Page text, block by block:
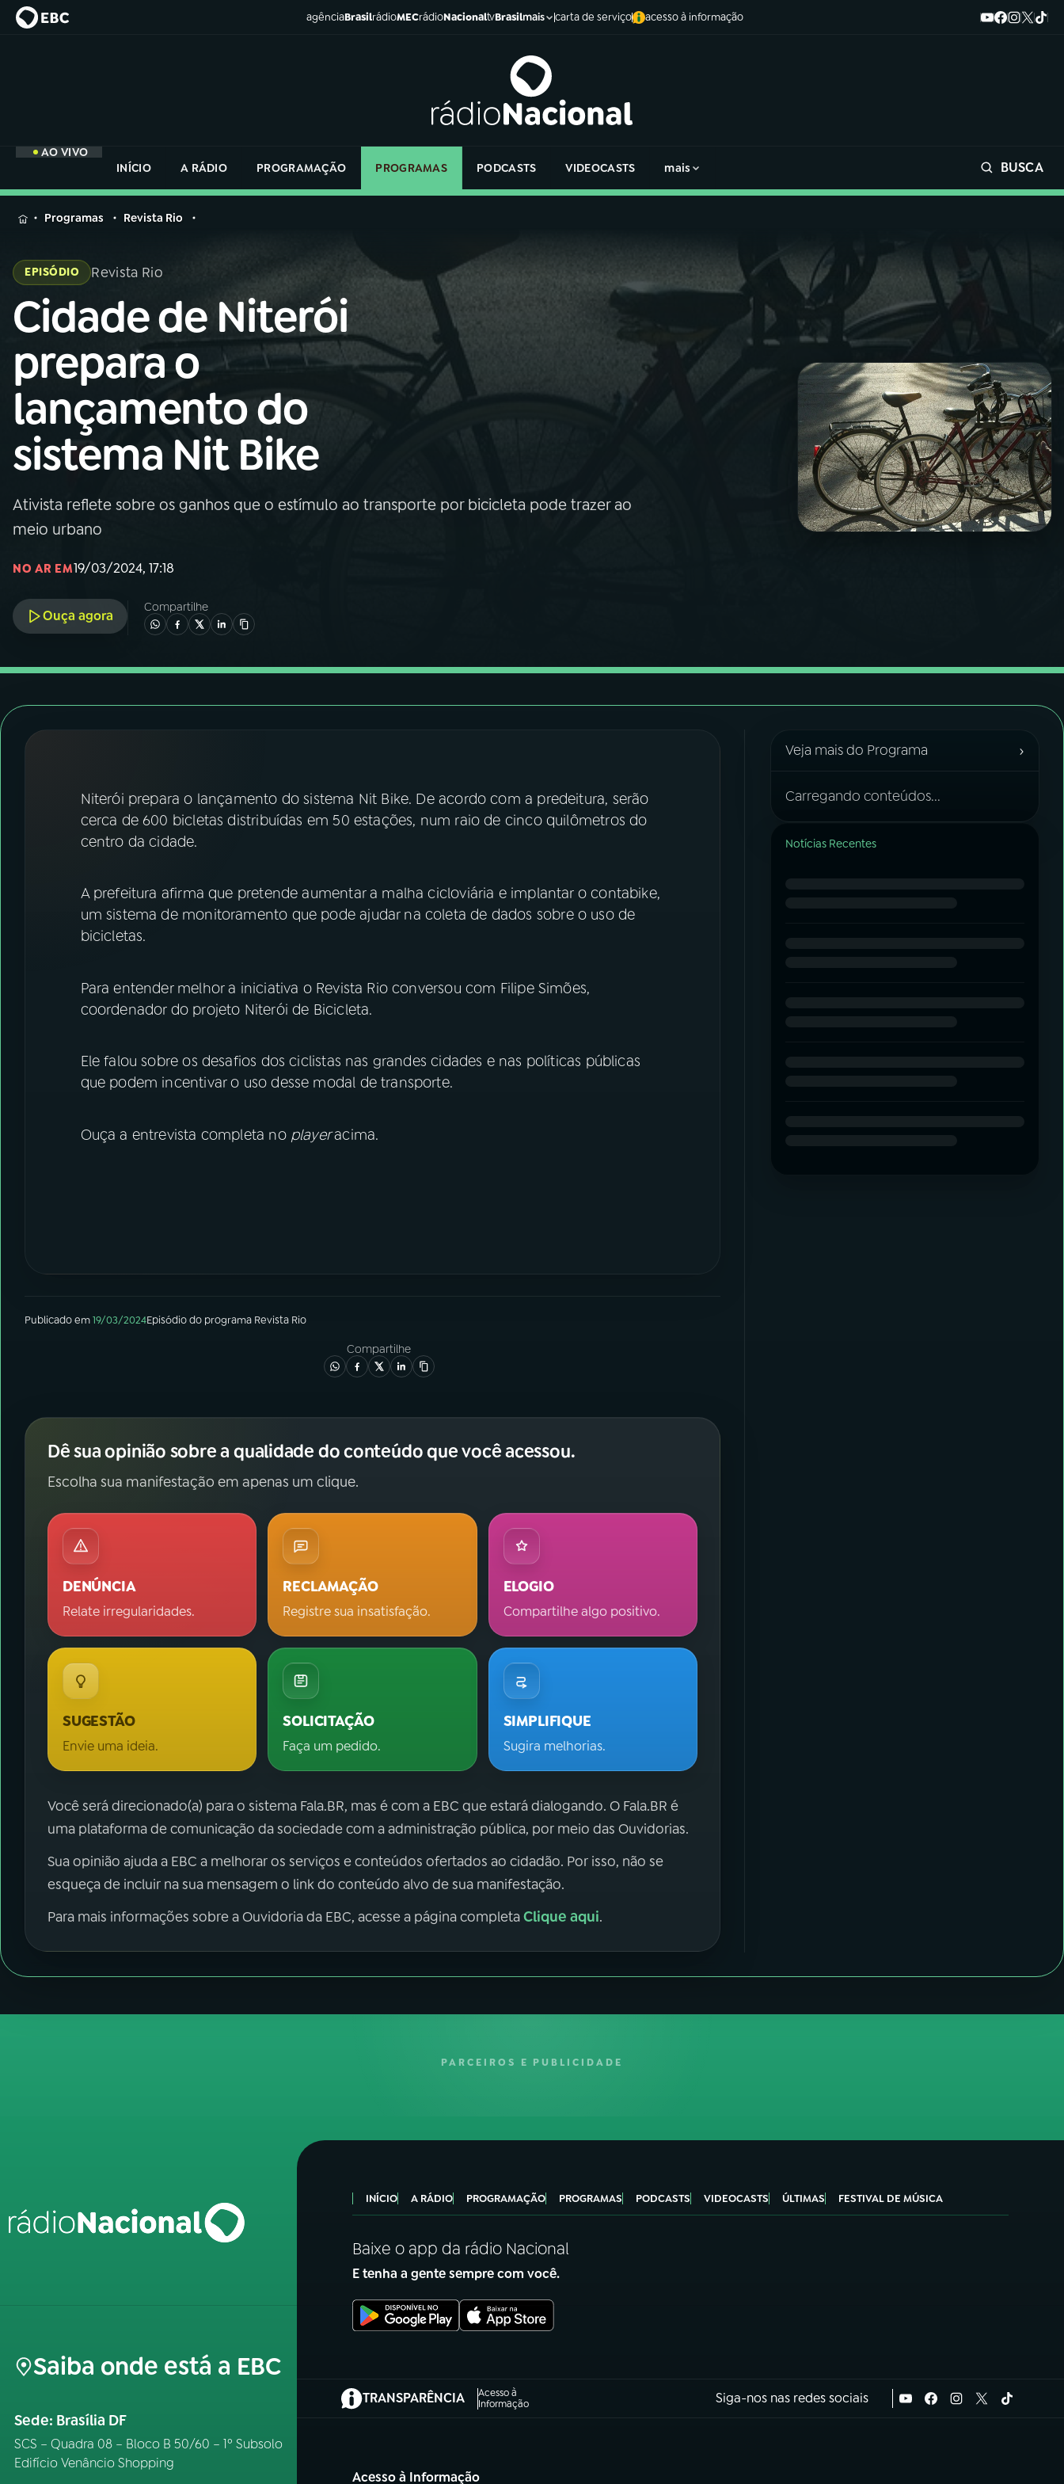
agênciaBrasilrádioMECrádioNacionaltvBrasilmais carta de serviço acesso à informação
AO VIVO
INÍCIO
A RÁDIO PROGRAMAÇÃO PROGRAMAS PODCASTS VIDEOCASTS mais BUSCA
MENU
Buscar
Rádio
Nacional
01INÍCIO
02A RÁDIO
03PROGRAMAÇÃO
ACOMPANHE A RÁDIO NACIONAL
YouTube Facebook
Instagram X
na
Rádio
Nacional
Programas Revista Rio
EPISÓDIO Revista Rio
Cidade de Niterói
prepara o
lançamento do
sistema Nit Bike
Ativista reflete sobre os ganhos que o estímulo ao transporte por bicicleta pode trazer ao
meio urbano
NO AR EM19/03/2024, 17:18
Ouça agora
Compartilhe
Niterói prepara o lançamento do sistema Nit Bike. De acordo com a predeitura, serão
cerca de 600 bicletas distribuídas em 50 estações, num raio de cinco quilômetros do
centro da cidade.
A prefeitura afirma que pretende aumentar a malha cicloviária e implantar o contabike,
um sistema de monitoramento que pode ajudar na coleta de dados sobre o uso de
bicicletas.
Para entender melhor a iniciativa o Revista Rio conversou com Filipe Simões,
coordenador do projeto Niterói de Bicicleta.
Ele falou sobre os desafios dos ciclistas nas grandes cidades e nas políticas públicas
que podem incentivar o uso desse modal de transporte.
Ouça a entrevista completa no playeracima.
Publicado em19/03/2024Episódiodo programa Revista Rio
Compartilhe
Dê sua opinião sobre a qualidade do conteúdo que você acessou.
Escolha sua manifestação em apenas um clique.
DENÚNCIA
Relate irregularidades.
RECLAMAÇÃO
Registre sua insatisfação.
ELOGIO
Compartilhe algo positivo.
SUGESTÃO
Envie uma ideia.
SOLICITAÇÃO
Faça um pedido.
SIMPLIFIQUE
Sugira melhorias.
Você será direcionado(a) para o sistema Fala.BR, mas é com a EBC que estará dialogando. O Fala.BR é
uma plataforma de comunicação da sociedade com a administração pública, por meio das Ouvidorias.
Sua opinião ajuda a EBC a melhorar os serviços e conteúdos ofertados ao cidadão. Por isso, não se
esqueça de incluir na sua mensagem o link do conteúdo alvo de sua manifestação.
Para mais informações sobre a Ouvidoria da EBC, acesse a página completaClique aqui.
Veja mais do Programa ›
Carregando conteúdos...
Notícias Recentes
PARCEIROS E PUBLICIDADE
Saiba onde está a EBC
Sede: Brasília DF
SCS – Quadra 08 – Bloco B 50/60 – 1º Subsolo
Edifício Venâncio Shopping
INÍCIO A RÁDIO PROGRAMAÇÃO PROGRAMAS PODCASTS VIDEOCASTS ÚLTIMAS FESTIVAL DE MÚSICA
Baixe o app da rádio Nacional
E tenha a gente sempre com você.
TRANSPARÊNCIA
Acesso à
Informação
(abre em nova aba) Siga-nos nas redes sociais
Acesso à Informação